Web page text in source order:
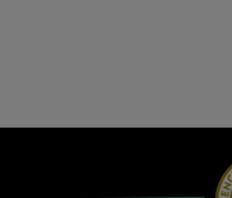
Hírek